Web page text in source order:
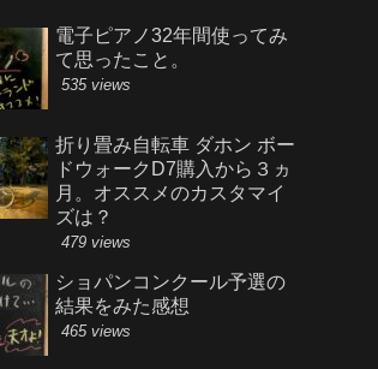
電子ピアノ32年間使ってみ
て思ったこと。
535 views
折り畳み自転車 ダホン ボー
ドウォークD7購入から３ヵ
月。オススメのカスタマイ
ズは？
479 views
ショパンコンクール予選の
結果をみた感想
465 views